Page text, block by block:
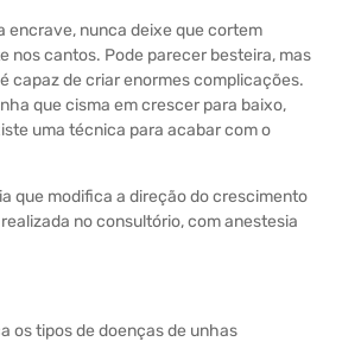
encrave, nunca deixe que cortem
nos cantos. Pode parecer besteira, mas
capaz de criar enormes complicações.
que cisma em crescer para baixo,
uma técnica para acabar com o
que modifica a direção do crescimento
no consultório, com anestesia
os tipos de doenças de unhas